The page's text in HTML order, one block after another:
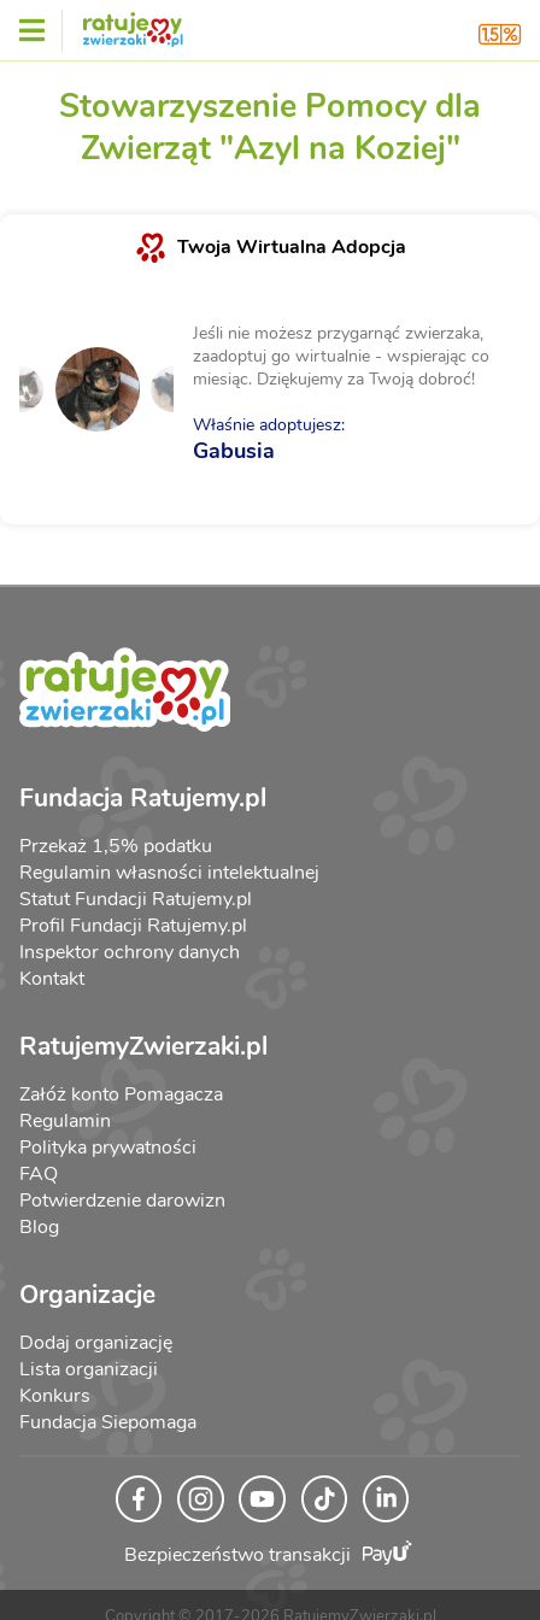
Stowarzyszenie Pomocy dla
Zwierząt "Azyl na Koziej"
Twoja Wirtualna Adopcja
Jeśli nie możesz przygarnąć zwierzaka,
zaadoptuj go wirtualnie - wspierając co
miesiąc. Dziękujemy za Twoją dobroć!
Właśnie adoptujesz:
Gabusia
Fundacja Ratujemy.pl
Przekaż 1,5% podatku
Regulamin własności intelektualnej
Statut Fundacji Ratujemy.pl
Profil Fundacji Ratujemy.pl
Inspektor ochrony danych
Kontakt
RatujemyZwierzaki.pl
Załóż konto Pomagacza
Regulamin
Polityka prywatności
FAQ
Potwierdzenie darowizn
Blog
Organizacje
Dodaj organizację
Lista organizacji
Konkurs
Fundacja Siepomaga
Bezpieczeństwo transakcji